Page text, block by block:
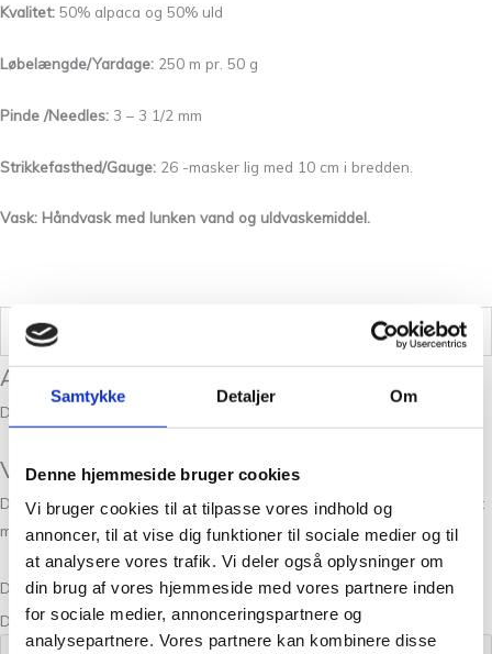
Samtykke Detaljer Om
Denne hjemmeside bruger cookies
Vi bruger cookies til at tilpasse vores indhold og
annoncer, til at vise dig funktioner til sociale medier og til
at analysere vores trafik. Vi deler også oplysninger om
din brug af vores hjemmeside med vores partnere inden
for sociale medier, annonceringspartnere og
analysepartnere. Vores partnere kan kombinere disse
Kvalitet: 50% alpaca og 50% uld
Løbelængde/Yardage: 250 m pr. 50 g
Pinde /Needles: 3 – 3 1/2 mm
Strikkefasthed/Gauge: 26 -masker lig med 10 cm i bredden.
Vask: Håndvask med lunken vand og uldvaskemiddel.
Anmeldelser
Der er endnu ikke nogle anmeldelser.
Vær den første til at anmelde “Alpaca 2 4s”
Din e-mailadresse vil ikke blive publiceret. Krævede felter er markeret
med*
Din bedømmelse
Din anmeldelse *